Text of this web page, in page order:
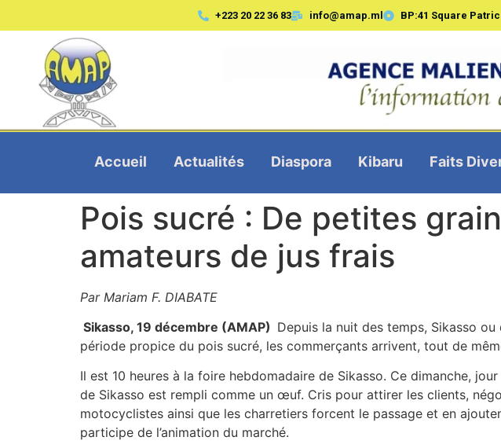
+223 20 22 36 83 info@amap.ml BP:41 Square
Accueil Actualités Diaspora Kibaru Faits
Pois sucré : De petites
amateurs de jus frais
Par Mariam F. DIABATE
Sikasso, 19 décembre (AMAP) Depuis la nuit des temps, Sikasso
période propice du pois sucré, les commerçants arrivent, tout de
Il est 10 heures à la foire hebdomadaire de Sikasso. Ce dimanche,
de Sikasso est rempli comme un œuf. Cris pour attirer les clients,
motocyclistes ainsi que les charretiers forcent le passage et en
participe de l’animation du marché.